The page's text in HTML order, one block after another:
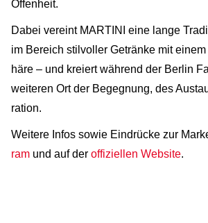
Offenheit.
Dabei vereint MARTINI eine lange
im Bereich stilvoller Getränke mit
häre – und kreiert während der Berlin
weiteren Ort der Begegnung, des
ration.
Weitere Infos sowie Eindrücke zur
ram und auf der offiziellen Website.